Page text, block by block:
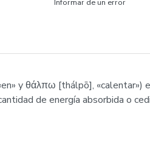
Informar de un error
y θάλπω [thálpō], «calentar»)
de energía absorbida o